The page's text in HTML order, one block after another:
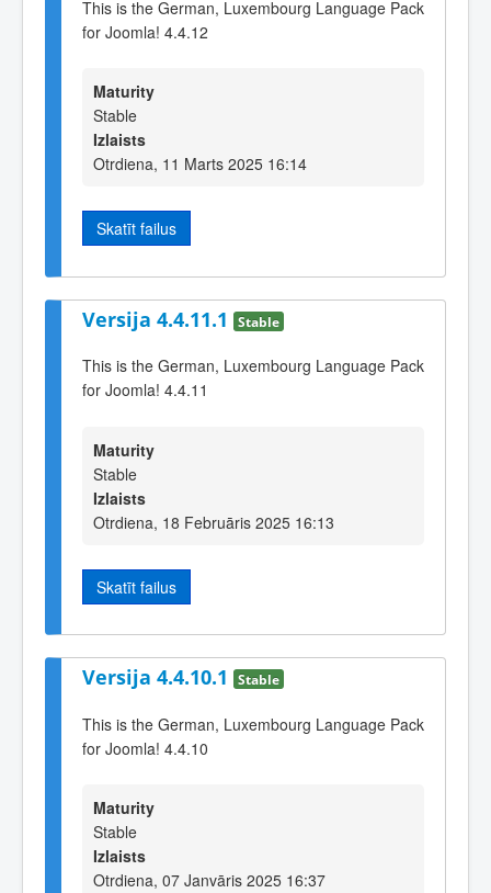
This is the German, Luxembourg Language Pack
for Joomla! 4.4.12
Maturity
Stable
Izlaists
Otrdiena, 11 Marts 2025 16:14
Skatīt failus
Versija 4.4.11.1 Stable
This is the German, Luxembourg Language Pack
for Joomla! 4.4.11
Maturity
Stable
Izlaists
Otrdiena, 18 Februāris 2025 16:13
Skatīt failus
Versija 4.4.10.1 Stable
This is the German, Luxembourg Language Pack
for Joomla! 4.4.10
Maturity
Stable
Izlaists
Otrdiena, 07 Janvāris 2025 16:37